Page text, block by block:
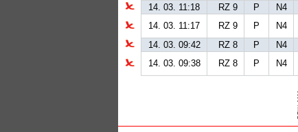
14. 03. 11:18
RZ 9 P N4
14. 03. 11:17
RZ 9 P N4
14. 03. 09:42
RZ 8 P N4
14. 03. 09:38
RZ 8 P N4